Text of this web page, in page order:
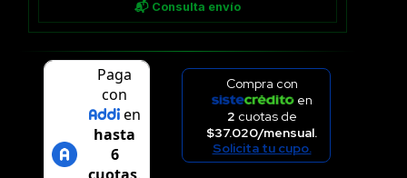
📬 Consulta envío
Compra con
en
2 cuotas de
$37.020/mensual.
Solicita tu cupo.